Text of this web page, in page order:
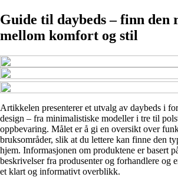
Guide til daybeds – finn den
mellom komfort og stil
Artikkelen presenterer et utvalg av daybeds i
design – fra minimalistiske modeller i tre til
oppbevaring. Målet er å gi en oversikt over
bruksområder, slik at du lettere kan finne den
hjem. Informasjonen om produktene er basert
beskrivelser fra produsenter og forhandlere og
et klart og informativt overblikk.